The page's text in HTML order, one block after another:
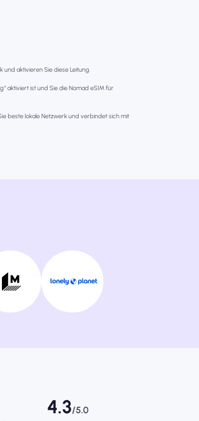
und aktivieren Sie diese Leitung.
aktiviert ist und Sie die Nomad eSIM für
beste lokale Netzwerk und verbindet sich mit
4.3/5.0